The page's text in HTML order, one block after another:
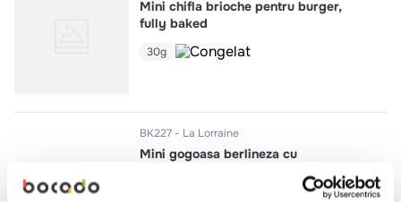
Mini chifla brioche pentru burger,
fully baked
30g
BK227 La Lorraine
Mini gogoasa berlineza cu